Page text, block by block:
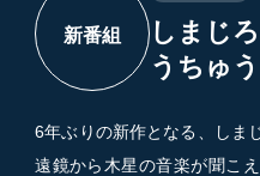
新番組
しまじ
うちゅ
6年ぶりの新作となる、しま
遠鏡から木星の音楽が聞こ